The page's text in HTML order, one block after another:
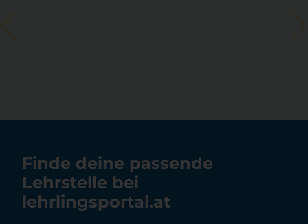
Finde deine passende
Lehrstelle bei
lehrlingsportal.at